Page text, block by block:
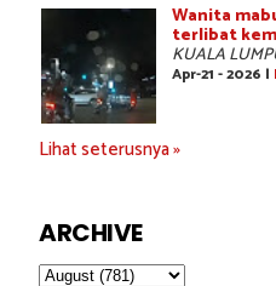
Wanita
terlibat
KUALA
Apr-21 - 2026 |
Lihat seterusnya »
ARCHIVE